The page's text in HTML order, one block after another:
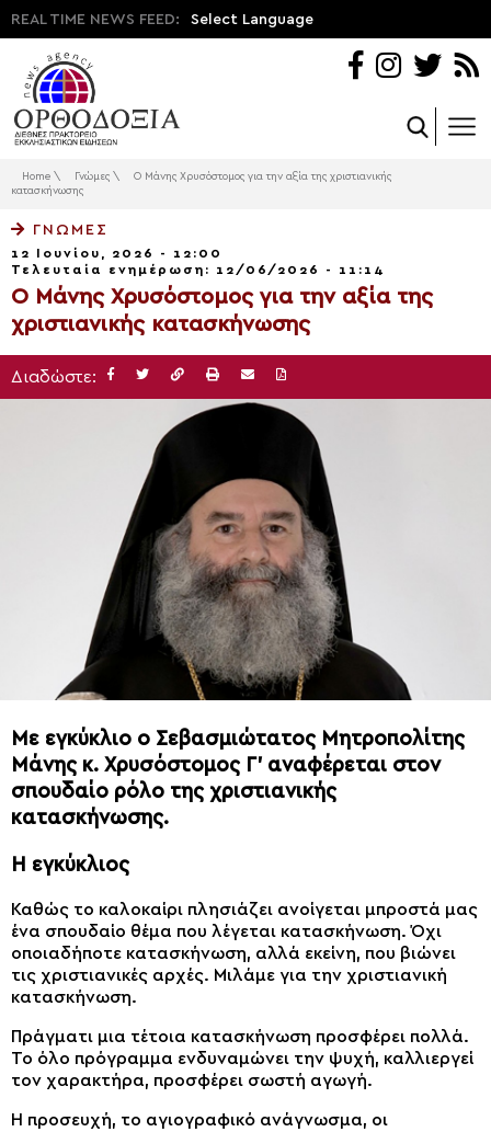
REAL TIME NEWS FEED: Select Language
Home \ Γνώμες \
Ο Μάνης Χρυσόστομος για την αξία της χριστιανικής
κατασκήνωσης
ΓΝΏΜΕΣ
12 Ιουνίου, 2026 - 12:00
Τελευταία ενημέρωση: 12/06/2026 - 11:14
Ο Μάνης Χρυσόστομος για την αξία της
χριστιανικής κατασκήνωσης
Διαδώστε:
Με εγκύκλιο ο Σεβασμιώτατος Μητροπολίτης
Μάνης κ. Χρυσόστομος Γ’ αναφέρεται στον
σπουδαίο ρόλο της χριστιανικής
κατασκήνωσης.
Η εγκύκλιος
Καθώς το καλοκαίρι πλησιάζει ανοίγεται μπροστά μας
ένα σπουδαίο θέμα που λέγεται κατασκήνωση. Όχι
οποιαδήποτε κατασκήνωση, αλλά εκείνη, που βιώνει
τις χριστιανικές αρχές. Μιλάμε για την χριστιανική
κατασκήνωση.
Πράγματι μια τέτοια κατασκήνωση προσφέρει πολλά.
Το όλο πρόγραμμα ενδυναμώνει την ψυχή, καλλιεργεί
τον χαρακτήρα, προσφέρει σωστή αγωγή.
Η προσευχή, το αγιογραφικό ανάγνωσμα, οι